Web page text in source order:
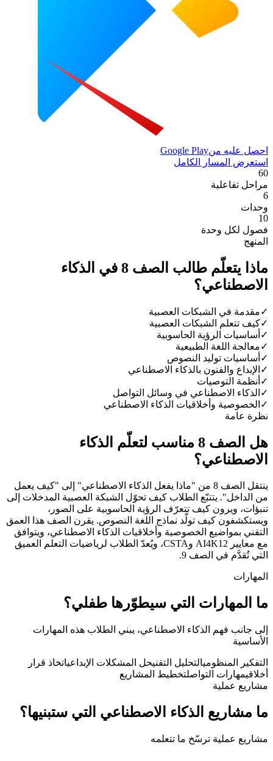
احصل عليه منGoogle Play
استعرض المسار الكامل
60
مراحل تفاعلية
6
وحدات
10
فصول لكل وحدة
المنهج
ماذا يتعلّم طالب الصف 8 في الذكاء
الاصطناعي؟
✓مقدمة في الشبكات العصبية
✓كيف تتعلم الشبكات العصبية
✓ أساسيات الرؤية الحاسوبية
✓معالجة اللغة الطبيعية
✓ أساسيات توليد النصوص
✓ الإبداع والفنون بالذكاء الاصطناعي
✓ أنظمة التوصيات
✓ الذكاء الاصطناعي في وسائل التواصل
✓ الخصوصية وأخلاقيات الذكاء الاصطناعي
نظرة عامة
هل الصف 8 مناسب لتعلّم الذكاء
الاصطناعي؟
ينتقل الصف 8 من "ماذا يفعل الذكاء الاصطناعي" إلى "كيف يعمل
من الداخل". يتتبّع الطلاب كيف تحوّل الشبكة العصبية المدخلات إلى
تنبؤات، ويرون كيف تتعرّف الرؤية الحاسوبية على الصور،
ويستكشفون كيف تولّد نماذج اللغة النصوص. يقرن الصف هذا العمق
التقني بمواضيع الخصوصية وأخلاقيات الذكاء الاصطناعي، ويتوافق
مع معايير AI4K12 وCSTA، ويُعدّ الطلاب لرياضيات التعلم العميق
التي تُقدَّم في الصف 9.
المهارات
ما المهارات التي سيطوّرها طفلي؟
إلى جانب فهم الذكاء الاصطناعي، يبني الطلاب هذه المهارات
الأساسية
التفكير المنظوميالتحليل التقنيحل المشكلات الإبداعياتخاذ قرار
أخلاقيمهارات التواصلتخطيط المشاريع
مشاريع عملية
ما مشاريع الذكاء الاصطناعي التي ستبنيها؟
مشاريع عملية ترسّخ ما تتعلمه